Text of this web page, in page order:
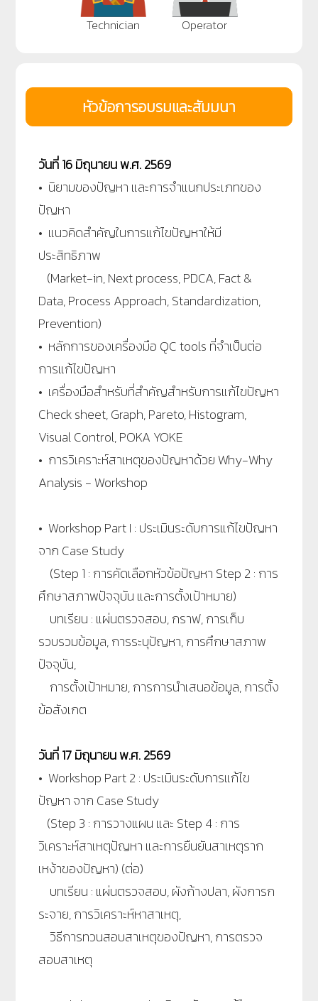
Technician Operator
หัวข้อการอบรมและสัมมนา
วันที่ 16 มิถุนายน พ.ศ. 2569
• นิยามของปัญหา และการจำแนกประเภทของ
ปัญหา
• แนวคิดสำคัญในการแก้ไขปัญหาให้มี
ประสิทธิภาพ
(Market-in, Next process, PDCA, Fact &
Data, Process Approach, Standardization,
Prevention)
• หลักการของเครื่องมือ QC tools ที่จำเป็นต่อ
การแก้ไขปัญหา
• เครื่องมือสำหรับที่สำคัญสำหรับการแก้ไขปัญหา
Check sheet, Graph, Pareto, Histogram,
Visual Control, POKA YOKE
• การวิเคราะห์สาเหตุของปัญหาด้วย Why-Why
Analysis - Workshop
• Workshop Part I : ประเมินระดับการแก้ไขปัญหา
จาก Case Study
(Step 1 : การคัดเลือกหัวข้อปัญหา Step 2 : การ
ศึกษาสภาพปัจจุบัน และการตั้งเป้าหมาย)
บทเรียน : แผ่นตรวจสอบ, กราฟ, การเก็บ
รวบรวมข้อมูล, การระบุปัญหา, การศึกษาสภาพ
ปัจจุบัน,
การตั้งเป้าหมาย, การการนำเสนอข้อมูล, การตั้ง
ข้อสังเกต
วันที่ 17 มิถุนายน พ.ศ. 2569
• Workshop Part 2 : ประเมินระดับการแก้ไข
ปัญหา จาก Case Study
(Step 3 : การวางแผน และ Step 4 : การ
วิเคราะห์สาเหตุปัญหา และการยืนยันสาเหตุราก
เหง้าของปัญหา) (ต่อ)
บทเรียน : แผ่นตรวจสอบ, ผังก้างปลา, ผังการก
ระจาย, การวิเคราะห์หาสาเหตุ,
วิธีการทวนสอบสาเหตุของปัญหา, การตรวจ
สอบสาเหตุ